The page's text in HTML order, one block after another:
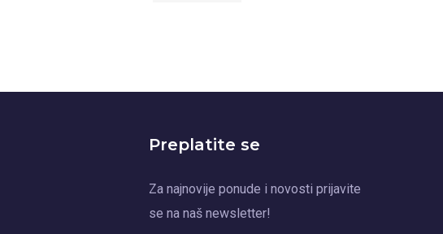
Preplatite se
Za najnovije ponude i novosti prijavite
se na naš newsletter!